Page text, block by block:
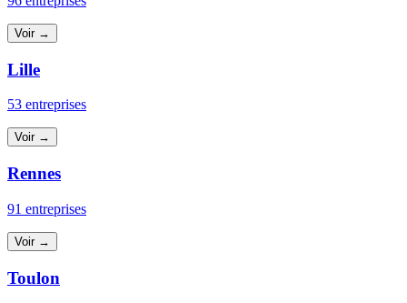
Voir →
Lille
53 entreprises
Voir →
Rennes
91 entreprises
Voir →
Toulon